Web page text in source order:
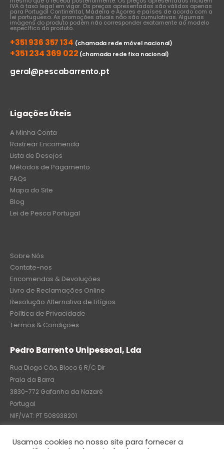
IVA à taxa legal em vigor. Os preços apresentados são válidos apenas
para Portugal Continental, Madeira e Açores e países de acordo com a
lei portuguesa. As promoções atuais não são cumulativas. Algumas
imagens do produto podem não corresponder exatamente ao modelo
específico do produto.
+351 936 357 134 (chamada rede móvel nacional)
+351 234 369 022 (chamada rede fixa nacional)
geral@pescabarrento.pt
Ligações Úteis
A Minha Conta
Rastrear Encomenda
Lista de Desejos
Métodos de Pagamento
FAQs
Mapa do Site
Blog
Lei de Pesca Portugal
Sobre Nós
Contate-nos
Encomendas & Devoluções
Livro de Reclamações Online
Resolução Alternativa de Litígios
Política de Privacidade
Termos & Condições
Pedro Barrento Unipessoal, Lda
Rua Diogo Cão, Bloco 6 R/C Dir
Praia da Barra
3830-772 Gafanha da Nazaré
Portugal
NIF/VAT: PT 508938201
C.R.C.: 7004-8522-6075
Usamos cookies no nosso site para fornecer a